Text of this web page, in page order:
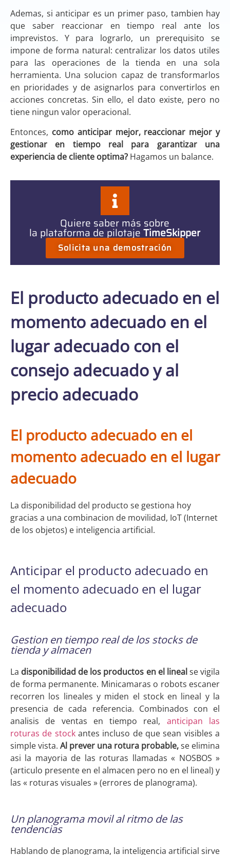
Ademas, si anticipar es un primer paso, tambien hay
que saber reaccionar en tiempo real ante los
imprevistos. Y para lograrlo, un prerequisito se
impone de forma natural: centralizar los datos utiles
para las operaciones de la tienda en una sola
herramienta. Una solucion capaz de transformarlos
en prioridades y de asignarlos para convertirlos en
acciones concretas. Sin ello, el dato existe, pero no
tiene ningun valor operacional.
Entonces, como anticipar mejor, reaccionar mejor y
gestionar en tiempo real para garantizar una
experiencia de cliente optima? Hagamos un balance.
Quiere saber más sobre
la plataforma de pilotajeTimeSkipper
Solicita una demostración
El producto adecuado en el
momento adecuado en el
lugar adecuado con el
consejo adecuado y al
precio adecuado
El producto adecuado en el
momento adecuado en el lugar
adecuado
La disponibilidad del producto se gestiona hoy
gracias a una combinacion de movilidad, IoT (Internet
de los objetos) e inteligencia artificial.
Anticipar el producto adecuado en
el momento adecuado en el lugar
adecuado
Gestion en tiempo real de los stocks de
tienda y almacen
La disponibilidad de los productos en el linealse vigila
de forma permanente. Minicamaras o robots escaner
recorren los lineales y miden el stock en lineal y la
presencia de cada referencia. Combinados con el
analisis de ventas en tiempo real, anticipan las
roturas de stockantes incluso de que sean visibles a
simple vista. Al prever una rotura probable,se elimina
asi la mayoria de las roturas llamadas « NOSBOS »
(articulo presente en el almacen pero no en el lineal) y
las « roturas visuales » (errores de planograma).
Un planograma movil al ritmo de las
tendencias
Hablando de planograma, la inteligencia artificial sirve